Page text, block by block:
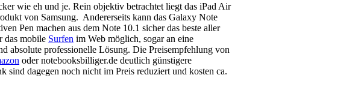
wie eh und je. Rein objektiv betrachtet liegt das iPad Air
von Samsung. Andererseits kann das Galaxy Note
Pen machen aus dem Note 10.1 sicher das beste aller
das mobile Surfen im Web möglich, sogar an eine
absolute professionelle Lösung. Die Preisempfehlung von
oder notebooksbilliger.de deutlich günstigere
dagegen noch nicht im Preis reduziert und kosten ca.